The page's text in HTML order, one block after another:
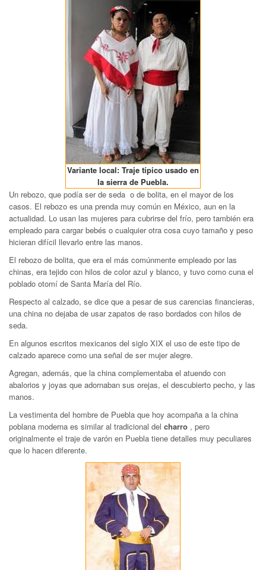
Variante local: Traje típico usado en
la sierra de Puebla.
Un rebozo, que podía ser de seda o de bolita, en el mayor de los
casos. El rebozo es una prenda muy común en México, aun en la
actualidad. Lo usan las mujeres para cubrirse del frío, pero también era
empleado para cargar bebés o cualquier otra cosa cuyo tamaño y peso
hicieran difícil llevarlo entre las manos.
El rebozo de bolita, que era el más comúnmente empleado por las
chinas, era tejido con hilos de color azul y blanco, y tuvo como cuna el
poblado otomí de Santa María del Río.
Respecto al calzado, se dice que a pesar de sus carencias financieras,
una china no dejaba de usar zapatos de raso bordados con hilos de
seda.
En algunos escritos mexicanos del siglo XIX el uso de este tipo de
calzado aparece como una señal de ser mujer alegre.
Agregan, además, que la china complementaba el atuendo con
abalorios y joyas que adornaban sus orejas, el descubierto pecho, y las
manos.
La vestimenta del hombre de Puebla que hoy acompaña a la china
poblana moderna es similar al tradicional del charro , pero
originalmente el traje de varón en Puebla tiene detalles muy peculiares
que lo hacen diferente.